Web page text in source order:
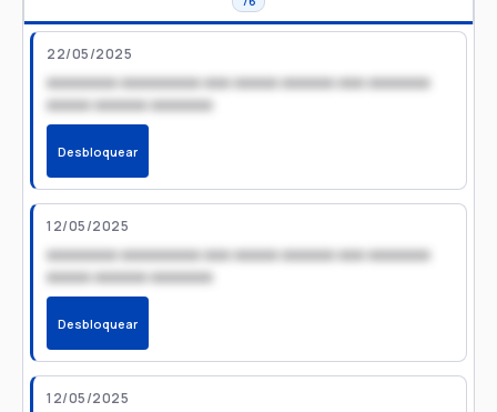
22/05/2025
xxxxxxxx xxxxxxxxx xxx xxxxx xxxxxx xxx xxxxxxx
xxxxx xxxxxx xxxxxxx
Desbloquear
12/05/2025
xxxxxxxx xxxxxxxxx xxx xxxxx xxxxxx xxx xxxxxxx
xxxxx xxxxxx xxxxxxx
Desbloquear
12/05/2025